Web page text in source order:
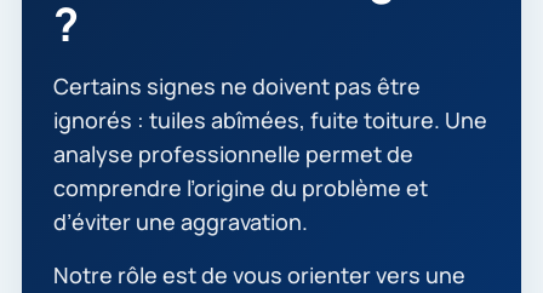
?
Certains signes ne doivent pas être
ignorés : tuiles abîmées, fuite toiture. Une
analyse professionnelle permet de
comprendre l’origine du problème et
d’éviter une aggravation.
Notre rôle est de vous orienter vers une